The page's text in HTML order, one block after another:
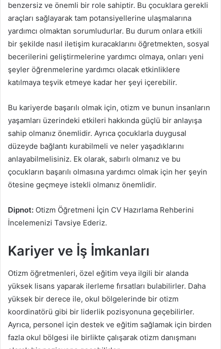
benzersiz ve önemli bir role sahiptir. Bu çocuklara gerekli
araçları sağlayarak tam potansiyellerine ulaşmalarına
yardımcı olmaktan sorumludurlar. Bu durum onlara etkili
bir şekilde nasıl iletişim kuracaklarını öğretmekten, sosyal
becerilerini geliştirmelerine yardımcı olmaya, onları yeni
şeyler öğrenmelerine yardımcı olacak etkinliklere
katılmaya teşvik etmeye kadar her şeyi içerebilir.
Bu kariyerde başarılı olmak için, otizm ve bunun insanların
yaşamları üzerindeki etkileri hakkında güçlü bir anlayışa
sahip olmanız önemlidir. Ayrıca çocuklarla duygusal
düzeyde bağlantı kurabilmeli ve neler yaşadıklarını
anlayabilmelisiniz. Ek olarak, sabırlı olmanız ve bu
çocukların başarılı olmasına yardımcı olmak için her şeyin
ötesine geçmeye istekli olmanız önemlidir.
Dipnot: Otizm Öğretmeni İçin CV Hazırlama Rehberini
İncelemenizi Tavsiye Ederiz.
Kariyer ve İş İmkanları
Otizm öğretmenleri, özel eğitim veya ilgili bir alanda
yüksek lisans yaparak ilerleme fırsatları bulabilirler. Daha
yüksek bir derece ile, okul bölgelerinde bir otizm
koordinatörü gibi bir liderlik pozisyonuna geçebilirler.
Ayrıca, personel için destek ve eğitim sağlamak için birden
fazla okul bölgesi ile birlikte çalışarak otizm danışmanı